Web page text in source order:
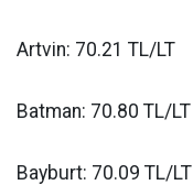
Artvin: 70.21 TL/LT
Batman: 70.80 TL/LT
Bayburt: 70.09 TL/LT